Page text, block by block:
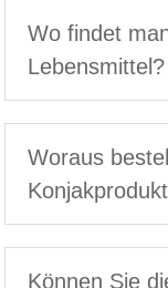
Wo findet
Lebensmittel?
Woraus
Können Sie